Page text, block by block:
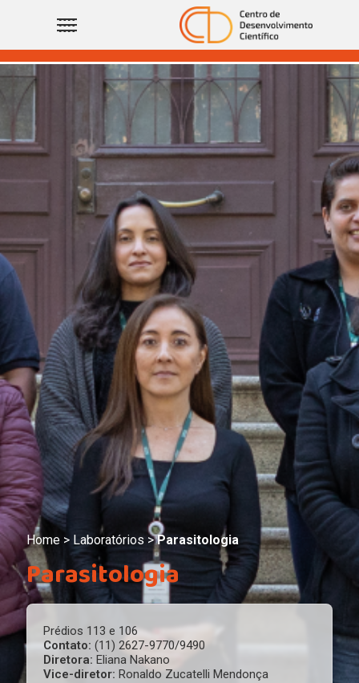
Home> Laboratórios >Parasitologia
Parasitologia
Prédios 113 e 106
Contato: (11) 2627-9770/9490
Diretora: Eliana Nakano
Vice-diretor: Ronaldo Zucatelli Mendonça